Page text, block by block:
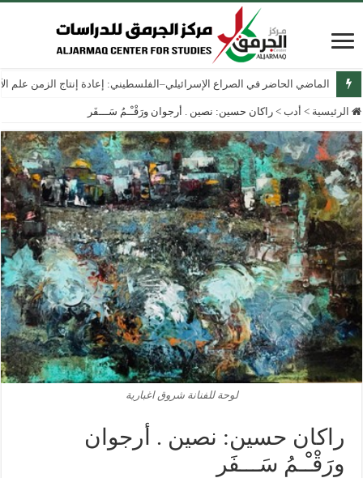
الماضي الحاضر في الصراع الإسرائيلي–الفلسطيني: إعادة إنتاج الزمن علم
الرئيسية > أدب > راكان حسين: نصين . أرجوان ورَقْـْـمُ سَـــفَر
لوحة للفنانة شروق اغبارية
راكان حسين: نصين . أرجوان
ورَقْـْـمُ سَـــفَر